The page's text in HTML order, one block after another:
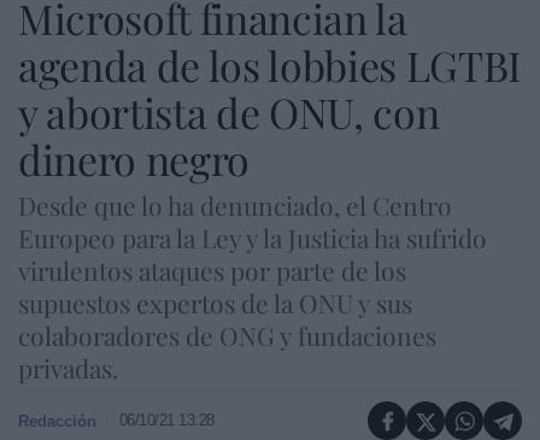
Microsoft financian la
agenda de los lobbies LGTBI
y abortista de ONU, con
dinero negro
Desde que lo ha denunciado, el Centro
Europeo para la Ley y la Justicia ha sufrido
virulentos ataques por parte de los
supuestos expertos de la ONU y sus
colaboradores de ONG y fundaciones
privadas.
Redacción 06/10/21 13:28